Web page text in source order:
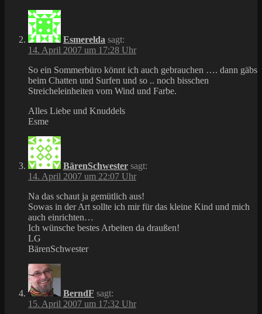
Esmerelda sagt:
14. April 2007 um 17:28 Uhr
So ein Sommerbüro könnt ich auch gebrauchen …. dann gäbs
beim Chatten und Surfen und so .. noch bisschen
Streicheleinheiten vom Wind und Farbe.
Alles Liebe und Knuddels
Esme
BärenSchwester sagt:
14. April 2007 um 22:07 Uhr
Na das schaut ja gemütlich aus!
Sowas in der Art sollte ich mir für das kleine Kind und mich
auch einrichten…
Ich wünsche bestes Arbeiten da draußen!
LG
BärenSchwester
BerndF sagt:
15. April 2007 um 17:32 Uhr